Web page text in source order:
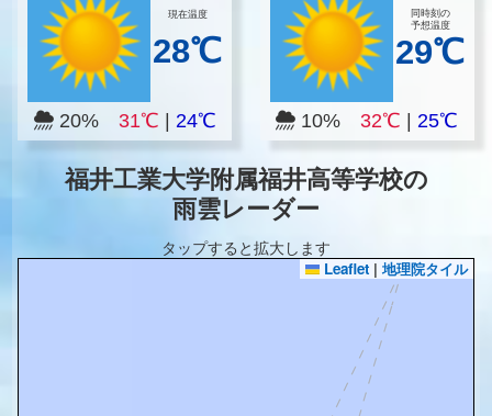
現在温度
28℃
20% 31℃ 24℃
同時刻の
予想温度
29℃
10%32℃ |25℃
福井工業大学附属福井高等学校の
雨雲レーダー
タップすると拡大します
Leaflet | 地理院タイル